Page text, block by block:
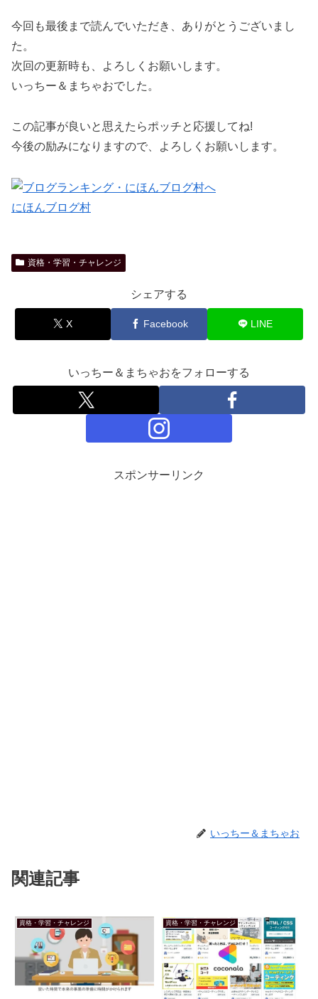
今回も最後まで読んでいただき、ありがとうございまし
た。
次回の更新時も、よろしくお願いします。
いっちー＆まちゃおでした。
この記事が良いと思えたらポッチと応援してね!
今後の励みになりますので、よろしくお願いします。
にほんブログ村
資格・学習・チャレンジ
シェアする
X Facebook LINE
いっちー＆まちゃおをフォローする
スポンサーリンク
いっちー＆まちゃお
関連記事
資格・学習・チャレンジ 資格・学習・チャレンジ